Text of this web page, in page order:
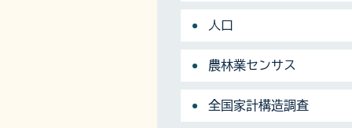
人口
農林業センサス
全国家計構造調査